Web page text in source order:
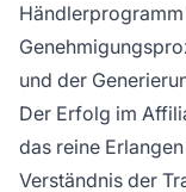
und der
Der Erfolg im
das reine
Verständnis der